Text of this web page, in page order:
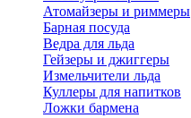
Атомайзеры и риммеры
Барная посуда
Ведра для льда
Гейзеры и джиггеры
Измельчители льда
Куллеры для напитков
Ложки бармена